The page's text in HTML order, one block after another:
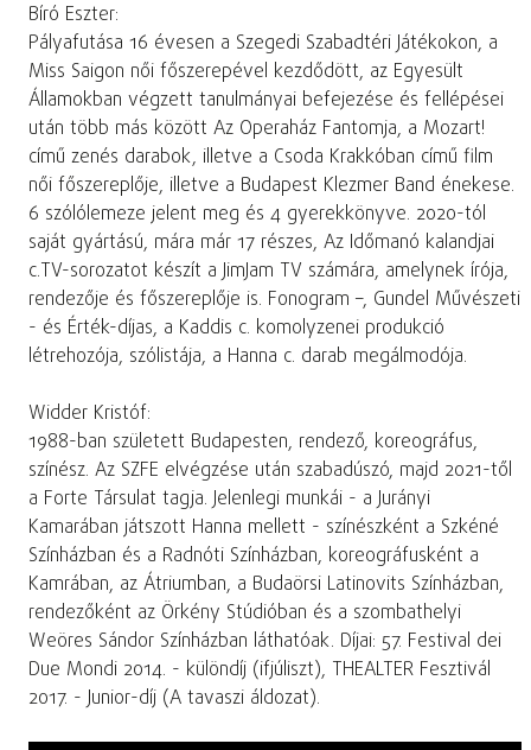
Bíró Eszter:
Pályafutása 16 évesen a Szegedi Szabadtéri Játékokon, a
Miss Saigon női főszerepével kezdődött, az Egyesült
Államokban végzett tanulmányai befejezése és fellépései
után több más között Az Operaház Fantomja, a Mozart!
című zenés darabok, illetve a Csoda Krakkóban című film
női főszereplője, illetve a Budapest Klezmer Band énekese.
6 szólólemeze jelent meg és 4 gyerekkönyve. 2020-tól
saját gyártású, mára már 17 részes, Az Időmanó kalandjai
c.TV-sorozatot készít a JimJam TV számára, amelynek írója,
rendezője és főszereplője is. Fonogram –, Gundel Művészeti
- és Érték-díjas, a Kaddis c. komolyzenei produkció
létrehozója, szólistája, a Hanna c. darab megálmodója.
Widder Kristóf:
1988-ban született Budapesten, rendező, koreográfus,
színész. Az SZFE elvégzése után szabadúszó, majd 2021-től
a Forte Társulat tagja. Jelenlegi munkái - a Jurányi
Kamarában játszott Hanna mellett - színészként a Szkéné
Színházban és a Radnóti Színházban, koreográfusként a
Kamrában, az Átriumban, a Budaörsi Latinovits Színházban,
rendezőként az Örkény Stúdióban és a szombathelyi
Weöres Sándor Színházban láthatóak. Díjai: 57. Festival dei
Due Mondi 2014. - különdíj (ifjúliszt), THEALTER Fesztivál
2017. - Junior-díj (A tavaszi áldozat).